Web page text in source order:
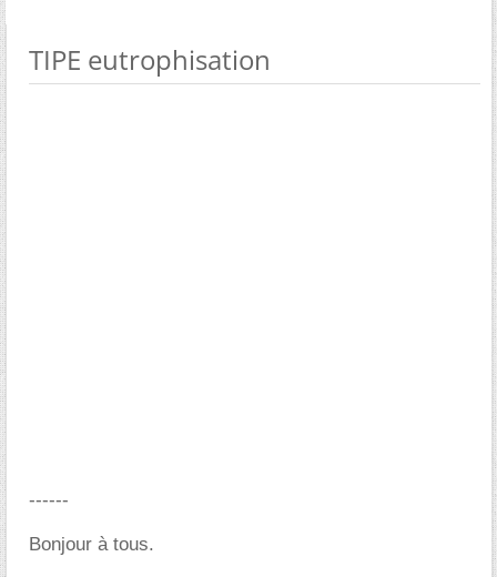
TIPE eutrophisation
------
Bonjour à tous.